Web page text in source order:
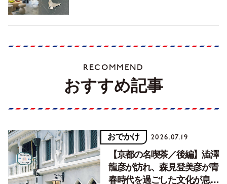
RECOMMEND
おすすめ記事
おでかけ 2026.07.19
【京都の名喫茶／後編】澁澤
龍彦が訪れ、森見登美彦が青
春時代を過ごした文化が息づ